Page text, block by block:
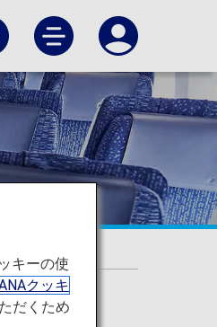
キーの使
クッキ
だくため